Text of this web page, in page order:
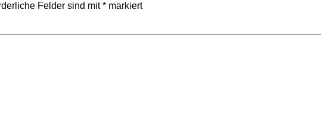
Felder sind mit* markiert